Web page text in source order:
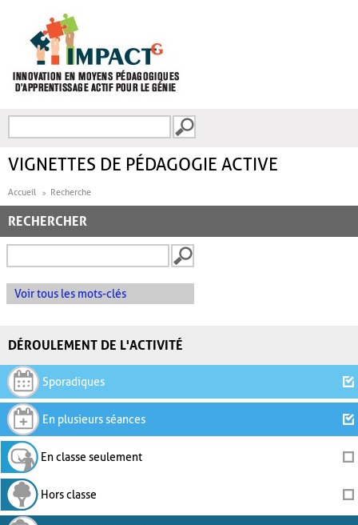
FORMULAIRE DE
VIGNETTES DE PÉDAGOGIE ACTIVE
Accueil Recherche
RECHERCHER
Voir tous les mots-clés
DÉROULEMENT DE L'ACTIVITÉ
Sporadiques
En plusieurs séances
En classe seulement
Hors classe